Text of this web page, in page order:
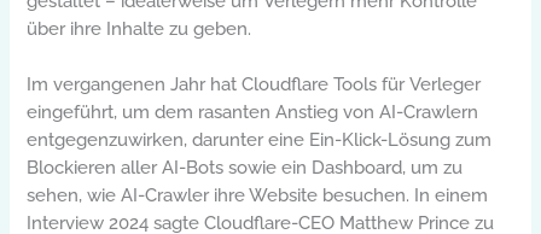
über ihre Inhalte zu geben.
Im vergangenen Jahr hat Cloudflare Tools für Verleger
eingeführt, um dem rasanten Anstieg von AI-Crawlern
entgegenzuwirken, darunter eine Ein-Klick-Lösung zum
Blockieren aller AI-Bots sowie ein Dashboard, um zu
sehen, wie AI-Crawler ihre Website besuchen. In einem
Interview 2024 sagte Cloudflare-CEO Matthew Prince zu